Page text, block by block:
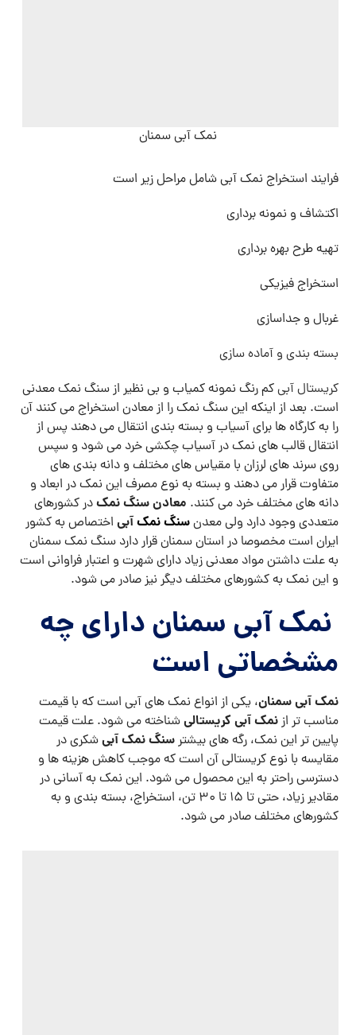
نمک آبی سمنان
فرایند استخراج نمک آبی شامل مراحل زیر است
اکتشاف و نمونه برداری
تهیه طرح بهره برداری
استخراج فیزیکی
غربال و جداسازی
بسته بندی و آماده سازی
کریستال آبیکم رنگ نمونه کمیاب و بی نظیر از سنگ نمک معدنی
است. بعد از اینکه این سنگ نمک را از معادن استخراج می کنند آن
را به کارگاه ها برای آسیاب و بسته بندی انتقال می دهند پس از
انتقال قالب های نمک در آسیاب چکشی خرد می شود و سپس
روی سرند های لرزان با مقیاس های مختلف و دانه بندی های
متفاوت قرار می دهند و بسته به نوع مصرف این نمک در ابعاد و
دانه های مختلف خرد می کنند. معادن سنگ نمکدر کشورهای
متعددی وجود دارد ولی معدنسنگ نمکآبی اختصاص به کشور
ایران است مخصوصا در استان سمنان قرار دارد سنگ نمک سمنان
به علت داشتن مواد معدنی زیاد دارای شهرت و اعتبار فراوانی است
و این نمک به کشورهای مختلف دیگر نیز صادر می شود.
نمک آبی سمنان دارای چه
مشخصاتی است
نمک آبی سمنان، یکی از انواع نمک ‌های آبی است که با قیمت
مناسب تر ازنمک آبی کریستالیشناخته می ‌شود. علت قیمت
پایین‌ تر این نمک، رگه ‌های بیشترسنگ نمک آبیشکری در
مقایسه با نوع کریستالی آن است که موجب کاهش هزینه‌ ها و
دسترسی راحتر به این محصول می ‌شود. این نمک به آسانی در
مقادیر زیاد، حتی تا 15 تا 30 تن، استخراج، بسته‌ بندی و به
کشورهای مختلف صادر می‌ شود.